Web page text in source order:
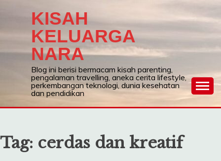
KISAH
KELUARGA
NARA
Blog ini berisi bermacam kisah parenting,
pengalaman travelling, aneka cerita lifestyle,
perkembangan teknologi, dunia kesehatan
dan pendidikan
Tag: cerdas dan kreatif